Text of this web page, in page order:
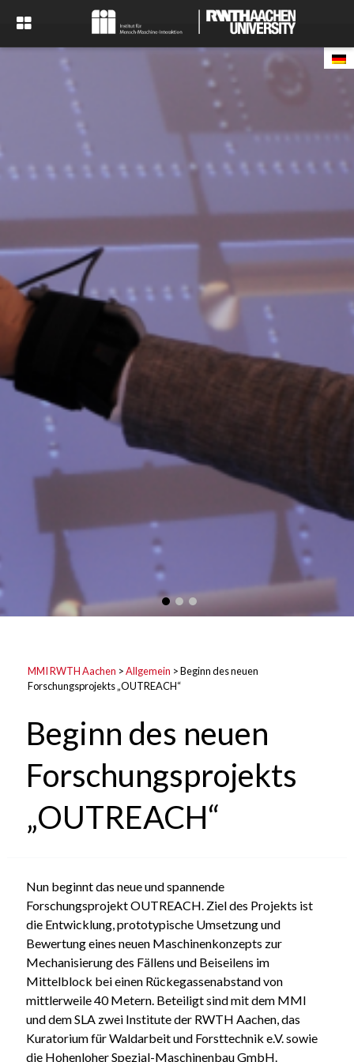
MMI RWTH Aachen >Allgemein >Beginn des neuen
Forschungsprojekts „OUTREACH“
Beginn des neuen
Forschungsprojekts
„OUTREACH“
Nun beginnt das neue und spannende
Forschungsprojekt OUTREACH. Ziel des Projekts ist
die Entwicklung, prototypische Umsetzung und
Bewertung eines neuen Maschinenkonzepts zur
Mechanisierung des Fällens und Beiseilens im
Mittelblock bei einen Rückegassenabstand von
mittlerweile 40 Metern. Beteiligt sind mit dem MMI
und dem SLA zwei Institute der RWTH Aachen, das
Kuratorium für Waldarbeit und Forsttechnik e.V. sowie
die Hohenloher Spezial-Maschinenbau GmbH.